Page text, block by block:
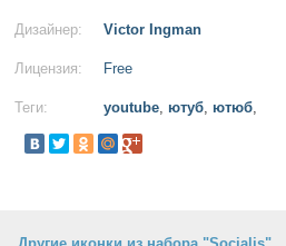
Дизайнер: Victor Ingman
Лицензия: Free
Теги: youtube, ютуб, ютюб,